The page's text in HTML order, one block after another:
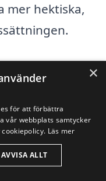
mer hektiska,
i Valje är
offerter
sätt kan du
för att hitta
×
för att förbättra
vår webbplats samtycker
Läs mer
AVVISA ALLT